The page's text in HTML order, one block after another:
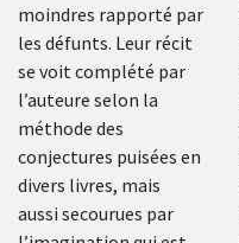
moindres rapporté par
les défunts. Leur récit
se voit complété par
l’auteure selon la
méthode des
conjectures puisées en
divers livres, mais
aussi secourues par